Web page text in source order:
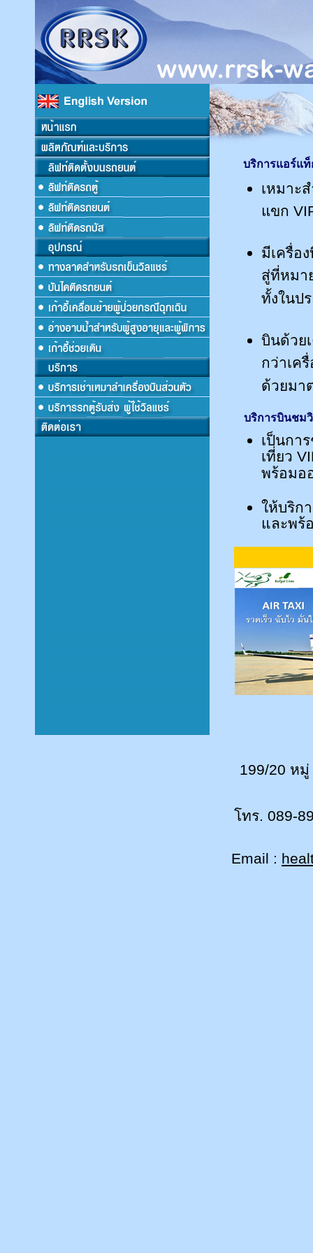
บริการแอร์แ
เหมาะ
แขก
มีเครื่อ
สู่ที่หมา
ทั้งในป
บินด้วย
กว่าเค
ด้วยมา
บริการบินชม
เป็นกา
เที่ยว
พร้อมอ
ให้บริก
และพร้
199/20 ห
โทร. 089-
Email :